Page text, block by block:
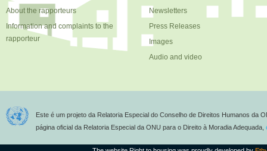
About the rapporteurs
Information and complaints to the
rapporteur
Newsletters
Press Releases
Images
Audio and video
Este é um projeto da Relatoria Especial do Conselho de Direitos Humanos da
página oficial da Relatoria Especial da ONU para o Direito à Moradia Adequada,